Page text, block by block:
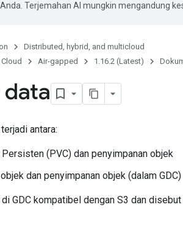
Terjemahan AI mungkin mengandung
Distributed, hybrid, and multicloud
Air-gapped 1.16.2 (Latest)
data
antara:
(PVC) dan penyimpanan objek
dan penyimpanan objek (dalam GDC)
GDC kompatibel dengan S3 dan